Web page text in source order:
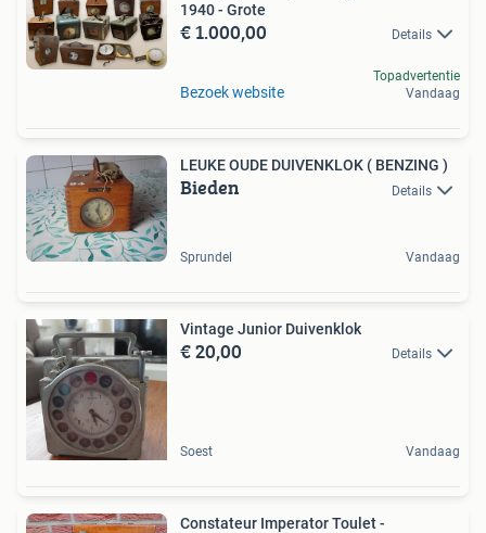
1940 - Grote
€ 1.000,00 Details
Bezoek website
Topadvertentie
Vandaag
LEUKE OUDE DUIVENKLOK ( BENZING )
Bieden Details
Sprundel Vandaag
Vintage Junior Duivenklok
€ 20,00 Details
Soest Vandaag
Constateur Imperator Toulet -